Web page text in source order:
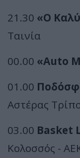
21.30 «Ο
Ταινία
00.00 «Auto
01.00
Αστέρας
03.00 Basket
Κολοσσός -